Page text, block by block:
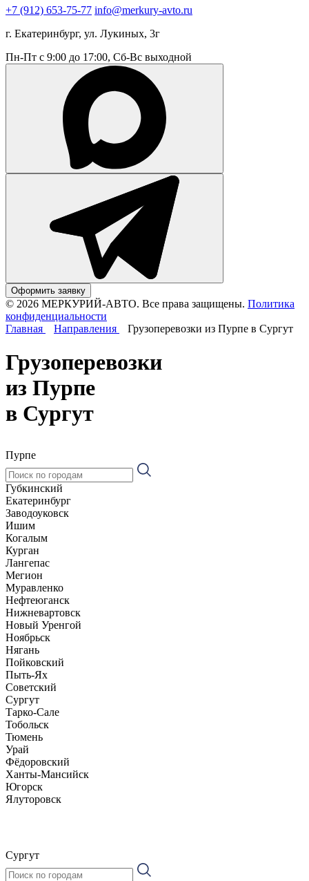
+7 (912) 653-75-77 info@merkury-avto.ru
г. Екатеринбург, ул. Лукиных, 3г
Пн-Пт с 9:00 до 17:00, Сб-Вс выходной
Оформить заявку
© 2026 МЕРКУРИЙ-АВТО. Все права защищены. Политика
конфиденциальности
Главная
Направления Грузоперевозки из Пурпе в Сургут
Грузоперевозки
из Пурпе
в Сургут
Пурпе
Губкинский
Екатеринбург
Заводоуковск
Ишим
Когалым
Курган
Лангепас
Мегион
Муравленко
Нефтеюганск
Нижневартовск
Новый Уренгой
Ноябрьск
Нягань
Пойковский
Пыть-Ях
Советский
Сургут
Тарко-Сале
Тобольск
Тюмень
Урай
Фёдоровский
Ханты-Мансийск
Югорск
Ялуторовск
Сургут